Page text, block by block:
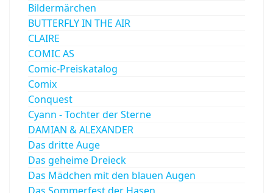
Bildermärchen
BUTTERFLY IN THE AIR
CLAIRE
COMIC AS
Comic-Preiskatalog
Comix
Conquest
Cyann - Tochter der Sterne
DAMIAN & ALEXANDER
Das dritte Auge
Das geheime Dreieck
Das Mädchen mit den blauen Augen